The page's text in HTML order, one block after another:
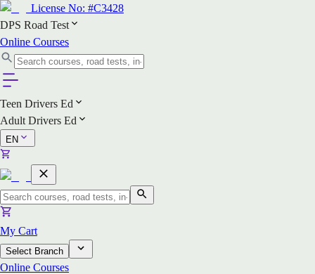
License No: #C3428
DPS Road Test
Online Courses
Teen Drivers Ed
Adult Drivers Ed
EN
My Cart
Select Branch
Online Courses